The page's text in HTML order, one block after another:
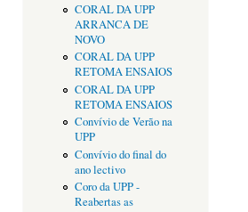
CORAL DA UPP
ARRANCA DE
NOVO
CORAL DA UPP
RETOMA ENSAIOS
CORAL DA UPP
RETOMA ENSAIOS
Convívio de Verão na
UPP
Convívio do final do
ano lectivo
Coro da UPP -
Reabertas as